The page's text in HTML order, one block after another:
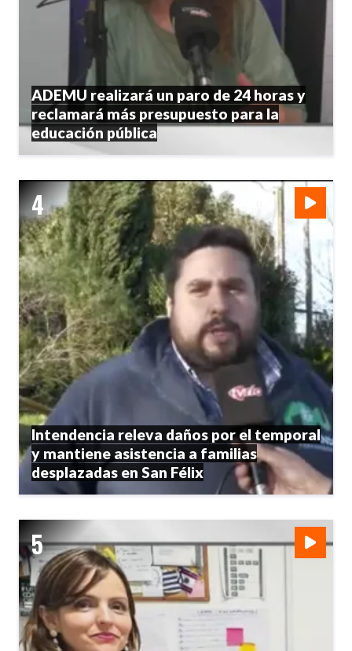
ADEMU realizará un paro de 24 horas y
reclamará más presupuesto para la
educación pública
Intendencia releva daños por el temporal
y mantiene asistencia a familias
desplazadas en San Félix